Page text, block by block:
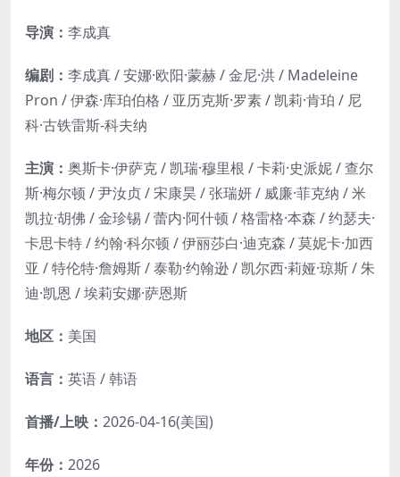
导演： 李成真
编剧： 李成真 / 安娜·欧阳·蒙赫 / 金尼·洪 / Madeleine
Pron / 伊森·库珀伯格 / 亚历克斯·罗素 / 凯莉·肯珀 / 尼
科·古铁雷斯-科夫纳
主演： 奥斯卡·伊萨克 / 凯瑞·穆里根 / 卡莉·史派妮 / 查尔
斯·梅尔顿 / 尹汝贞 / 宋康昊 / 张瑞妍 / 威廉·菲克纳 / 米
凯拉·胡佛 / 金珍锡 / 蕾内·阿什顿 / 格雷格·本森 / 约瑟夫·
卡思卡特 / 约翰·科尔顿 / 伊丽莎白·迪克森 / 莫妮卡·加西
亚 / 特伦特·詹姆斯 / 泰勒·约翰逊 / 凯尔西·莉娅·琼斯 / 朱
迪·凯恩 / 埃莉安娜·萨恩斯
地区： 美国
语言： 英语 / 韩语
首播/上映： 2026-04-16(美国)
年份： 2026